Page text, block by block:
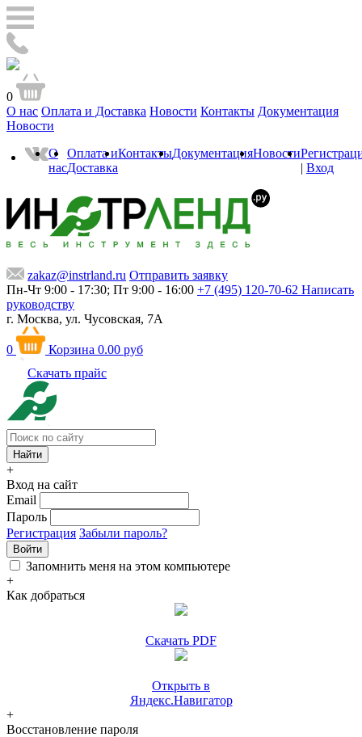
0
О нас Оплата и Доставка Новости Контакты Документация
Новости
О
нас
Оплата и
Доставка
КонтактыДокументацияНовости
| Вход
zakaz@instrland.ru Отправить заявку
Пн-Чт 9:00 - 17:30; Пт 9:00 - 16:00 +7 (495) 120-70-62 Написать
руководству
г. Москва, ул. Чусовская, 7А
0 Корзина 0.00 руб
Скачать прайс
+
Вход на сайт
Email
Пароль
Регистрация Забыли пароль?
Войти
Запомнить меня на этом компьютере
+
Как добраться
Скачать PDF
Открыть в
Яндекс.Навигатор
+
Восстановление пароля